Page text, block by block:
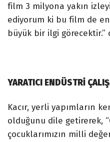
film 3 milyona yakın
ediyorum ki bu film de
büyük bir ilgi görecektir.”
YARATICI ENDÜSTRİ
Kacır, yerli yapımların
olduğunu dile getirerek,
çocuklarımızın milli